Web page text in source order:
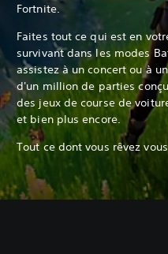
Fortnite.
Faites tout ce qui est en
survivant dans les modes
assistez à un concert ou à
d'un million de parties
des jeux de course de
et bien plus encore.
Tout ce dont vous rêvez